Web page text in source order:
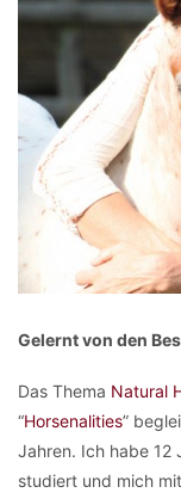
Gelernt von den
Das Thema Natural
“Horsenalities”
Jahren. Ich habe 12
studiert und mich